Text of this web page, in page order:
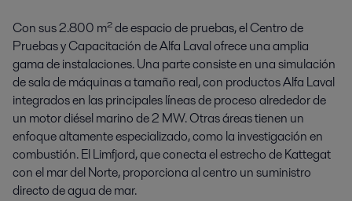
Con sus 2.800 m² de espacio de pruebas, el Centro de
Pruebas y Capacitación de Alfa Laval ofrece una amplia
gama de instalaciones. Una parte consiste en una simulación
de sala de máquinas a tamaño real, con productos Alfa Laval
integrados en las principales líneas de proceso alrededor de
un motor diésel marino de 2 MW. Otras áreas tienen un
enfoque altamente especializado, como la investigación en
combustión. El Limfjord, que conecta el estrecho de Kattegat
con el mar del Norte, proporciona al centro un suministro
directo de agua de mar.